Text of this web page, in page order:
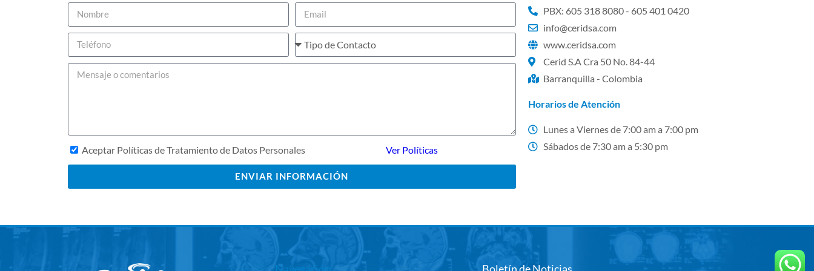
Aceptar Políticas de Tratamiento de Datos Personales Ver Políticas
ENVIAR INFORMACIÓN
PBX: 605 318 8080 - 605 401 0420
info@ceridsa.com
www.ceridsa.com
Cerid S.A Cra 50 No. 84-44
Barranquilla - Colombia
Horarios de Atención
Lunes a Viernes de 7:00 am a 7:00 pm
Sábados de 7:30 am a 5:30 pm
Navegación Boletín de Noticias